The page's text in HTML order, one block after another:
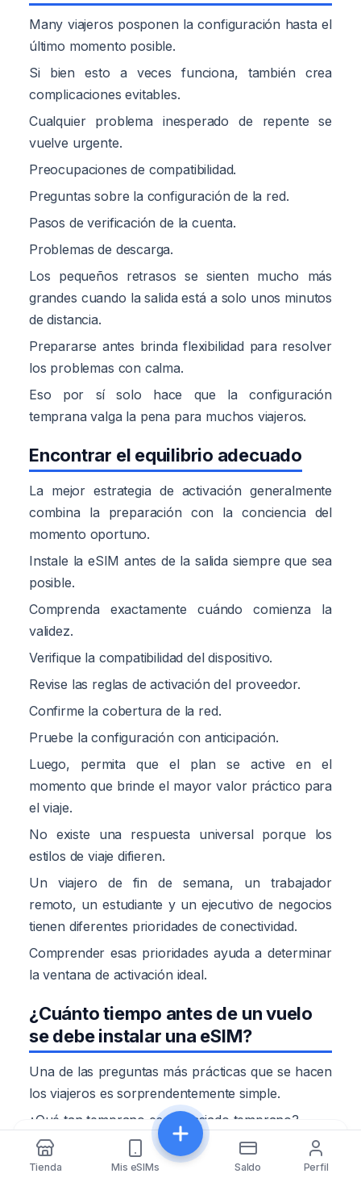
Many viajeros posponen la configuración hasta el
último momento posible.
Si bien esto a veces funciona, también crea
complicaciones evitables.
Cualquier problema inesperado de repente se
vuelve urgente.
Preocupaciones de compatibilidad.
Preguntas sobre la configuración de la red.
Pasos de verificación de la cuenta.
Problemas de descarga.
Los pequeños retrasos se sienten mucho más
grandes cuando la salida está a solo unos minutos
de distancia.
Prepararse antes brinda flexibilidad para resolver
los problemas con calma.
Eso por sí solo hace que la configuración
temprana valga la pena para muchos viajeros.
Encontrar el equilibrio adecuado
La mejor estrategia de activación generalmente
combina la preparación con la conciencia del
momento oportuno.
Instale la eSIM antes de la salida siempre que sea
posible.
Comprenda exactamente cuándo comienza la
validez.
Verifique la compatibilidad del dispositivo.
Revise las reglas de activación del proveedor.
Confirme la cobertura de la red.
Pruebe la configuración con anticipación.
Luego, permita que el plan se active en el
momento que brinde el mayor valor práctico para
el viaje.
No existe una respuesta universal porque los
estilos de viaje difieren.
Un viajero de fin de semana, un trabajador
remoto, un estudiante y un ejecutivo de negocios
tienen diferentes prioridades de conectividad.
Comprender esas prioridades ayuda a determinar
la ventana de activación ideal.
¿Cuánto tiempo antes de un vuelo
se debe instalar una eSIM?
Una de las preguntas más prácticas que se hacen
los viajeros es sorprendentemente simple.
¿Qué tan temprano es demasiado temprano?
Para la mayoría de los viajeros, instalar una eSIM
de uno a tres días antes de la salida crea un
Compartir
Tienda Mis eSIMs Saldo Perfil